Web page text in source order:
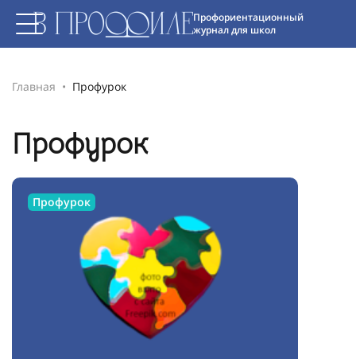
Профориентационный
журнал для школ
Главная Профурок
Профурок
Профурок